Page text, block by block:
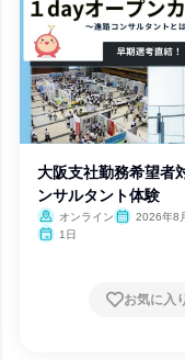
大阪支社勤務希望者
ンサルタント体験
オンライン
2026年8
1日
お気に入